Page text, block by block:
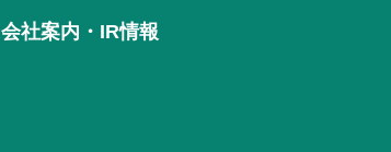
会社案内・IR情報